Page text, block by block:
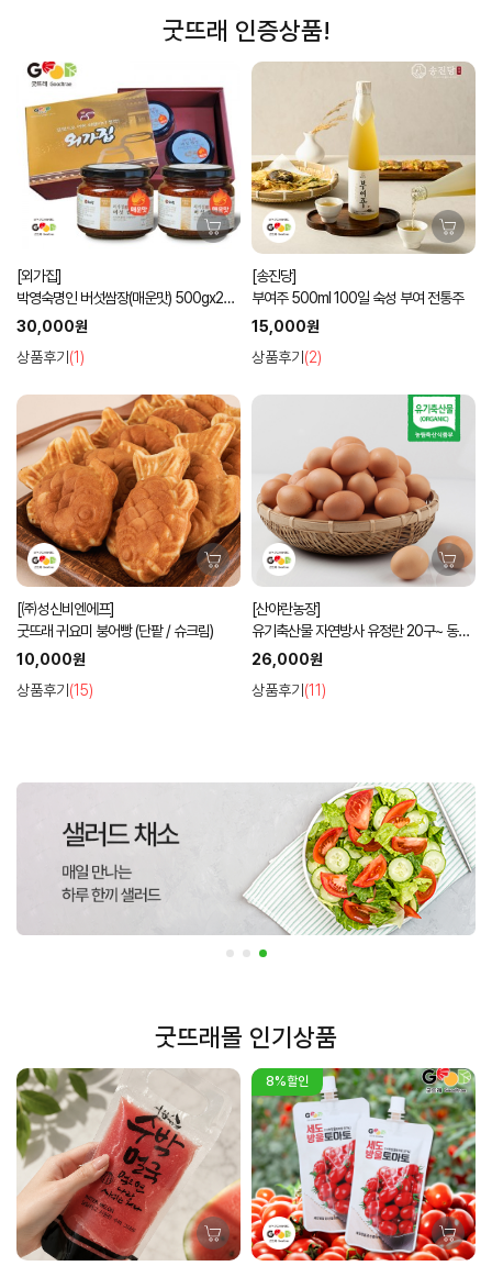
굿뜨래 인증상품!
[외가집]
박영숙명인 버섯쌈장(매운맛) 500gx2병
선물세트
30,000원
상품후기 (1)
[송진당]
부여주 500ml 100일 숙성 부여 전통주
15,000원
상품후기 (2)
[㈜성신비엔에프]
굿뜨래 귀요미 붕어빵 (단팥 / 슈크림)
10,000원
상품후기 (15)
[산야란농장]
유기축산물 자연방사 유정란 20구~ 동물
복지
26,000원
상품후기 (11)
굿뜨래몰 인기상품
8%할인